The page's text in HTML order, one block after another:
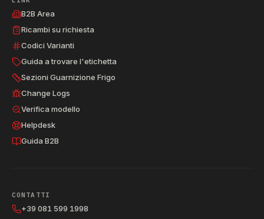
B2B Area
Ricambi su richiesta
Codici Varianti
Guida a trovare l'etichetta
Sezioni Guarnizione Frigo
Change Logs
Verifica modello
Helpdesk
Guida B2B
CONTATTI
+39 081 599 1998